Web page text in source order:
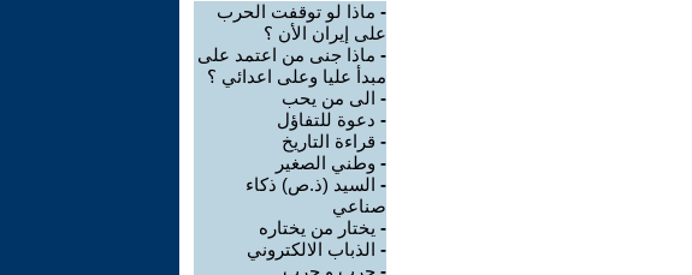
- ماذا لو توقفت الحرب
على إيران الأن ؟
- ماذا جنى من اعتمد على
مبدأ عليا وعلى اعدائي ؟
- الى من يحب
- دعوة للتفاؤل
- قراءة التاريخ
- وطني الصغير
- السيد (ذ.ص) ذكاء
صناعي
- يختار من يختاره
- الذباب الالكتروني
- حرب و حرب